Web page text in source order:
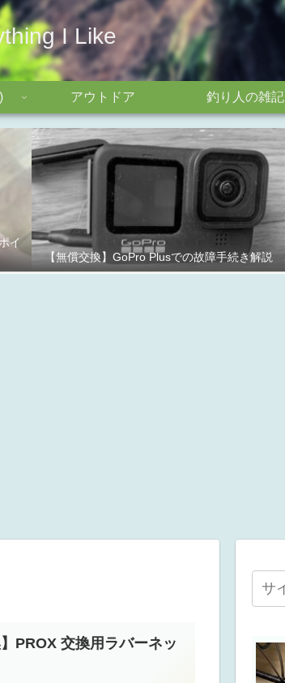
I Like
アウトドア 釣り人の雑記
イ
【無償交換】GoPro Plusでの故障手続き解説
PROX 交換用ラバーネッ